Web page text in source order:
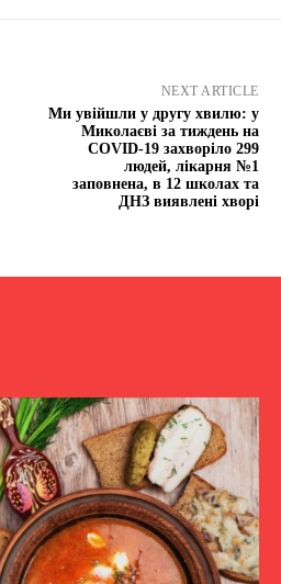
NEXT ARTICLE
Ми увійшли у другу хвилю: у
Миколаєві за тиждень на
COVID-19 захворіло 299
людей, лікарня №1
заповнена, в 12 школах та
ДНЗ виявлені хворі